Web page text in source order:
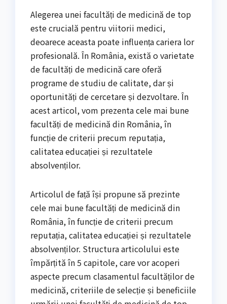
Alegerea unei facultăți de medicină de top
este crucială pentru viitorii medici,
deoarece aceasta poate influența cariera lor
profesională. În România, există o varietate
de facultăți de medicină care oferă
programe de studiu de calitate, dar și
oportunități de cercetare și dezvoltare. În
acest articol, vom prezenta cele mai bune
facultăți de medicină din România, în
funcție de criterii precum reputația,
calitatea educației și rezultatele
absolvenților.
Articolul de față își propune să prezinte
cele mai bune facultăți de medicină din
România, în funcție de criterii precum
reputația, calitatea educației și rezultatele
absolvenților. Structura articolului este
împărțită în 5 capitole, care vor acoperi
aspecte precum clasamentul facultăților de
medicină, criteriile de selecție și beneficiile